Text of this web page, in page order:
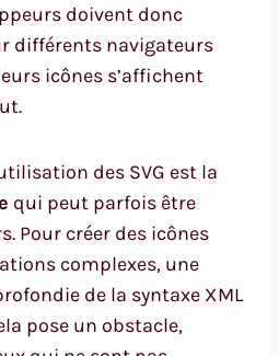
doivent donc
différents navigateurs
icônes s’affichent
des SVG est la
qui peut parfois être
Pour créer des icônes
complexes, une
de la syntaxe XML
pose un obstacle,